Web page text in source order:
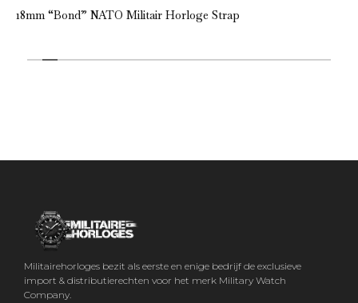
18mm “Bond” NATO Militair Horloge Strap
Militairehorloges bezit als eerste en enige bedrijf de exclusieve
import & distributierechten voor het merk Military Watch
Company.